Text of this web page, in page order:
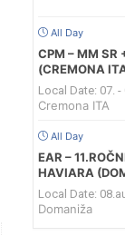
All Day
CPM – MM SR
(CREMONA
Local Date: 07.
Cremona ITA
All Day
EAR –
HAVIARA
Local Date:
Domaniža